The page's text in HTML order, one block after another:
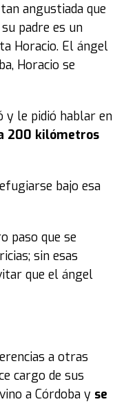
angustiada que
padre es un
Horacio. El ángel
Horacio se
y le pidió hablar en
200 kilómetros
bajo esa
paso que se
sin esas
que el ángel
a otras
cargo de sus
a Córdoba y se